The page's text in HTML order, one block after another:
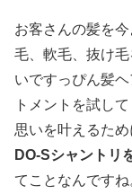
お客さんの髪を
毛、軟毛、抜け
いですっぴん髪
トメントを試し
思いを叶えるため
DO-Sシャントリ
てことなんですね